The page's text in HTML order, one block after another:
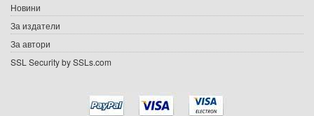
Подаръци
Ваучери
Новини
За издатели
За автори
SSL Security by SSLs.com